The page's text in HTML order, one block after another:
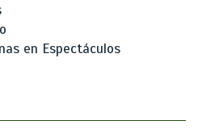
en Espectáculos